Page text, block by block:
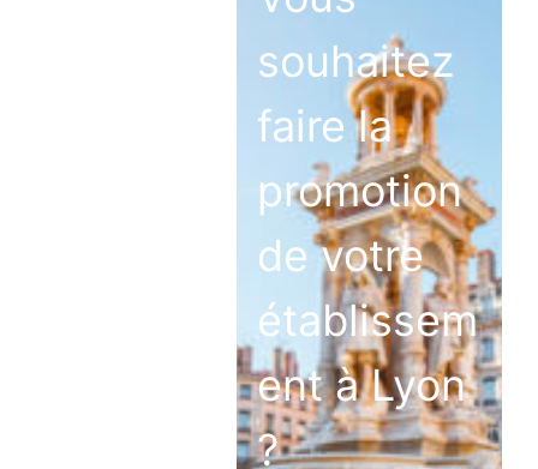
souhaitez
faire la
promotion
de votre
établissem
ent à Lyon
?